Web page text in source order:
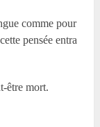
comme pour
pensée entra
être mort.